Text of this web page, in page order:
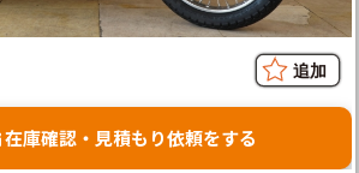
在庫確認・見積もり依頼をする